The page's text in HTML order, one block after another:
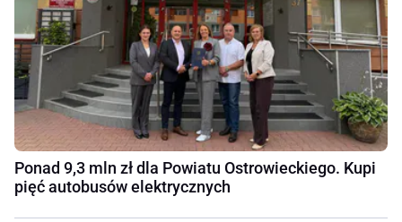
Ponad 9,3 mln zł dla Powiatu Ostrowieckiego. Kupi
pięć autobusów elektrycznych